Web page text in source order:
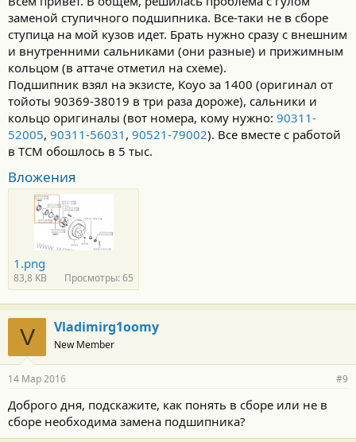
с
т
и
заменой ступичного подшипника. Все-таки не в сборе
ступица на мой кузов идет. Брать нужно сразу с внешним
и внутренними сальниками (они разные) и прижимным
кольцом (в аттаче отметил на схеме).
Подшипник взял на экзисте, Koyo за 1400 (оригинал от
тойоты 90369-38019 в три раза дороже), сальники и
кольцо оригиналы (вот номера, кому нужно: 90311-
52005, 90311-56031 , 90521-79002). Все вместе с работой
в ТСМ обошлось в 5 тыс.
Вложения
1.png
83,8 KB Просмотры: 65
V Vladimirg1oomy
New Member
14 Мар 2016 #9
Доброго дня, подскажите, как понять в сборе или не в
сборе необходима замена подшипника?